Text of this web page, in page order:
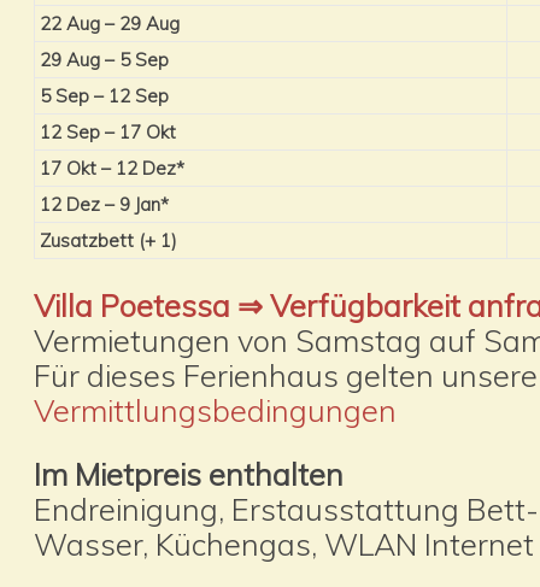
22 Aug – 29 Aug
29 Aug – 5 Sep
5 Sep – 12 Sep
12 Sep – 17 Okt
17 Okt – 12 Dez*
12 Dez – 9 Jan*
Zusatzbett (+ 1)
Villa Poetessa ⇒ Verfügbarkeit
Vermietungen von Samstag auf
Für dieses Ferienhaus gelten
Vermittlungsbedingungen
Im Mietpreis enthalten
Endreinigung, Erstausstattung
Wasser, Küchengas, WLAN Internet